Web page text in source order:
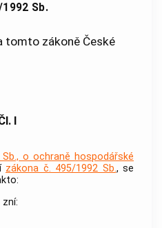
Sb.
tomto zákoně České
I
o ochraně hospodářské
zákona č. 495/1992 Sb., se